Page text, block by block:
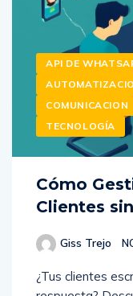
API DE
COMUNICACION
TECNOLOGÍA
Cómo
Clientes
Giss Trejo
¿Tus clientes